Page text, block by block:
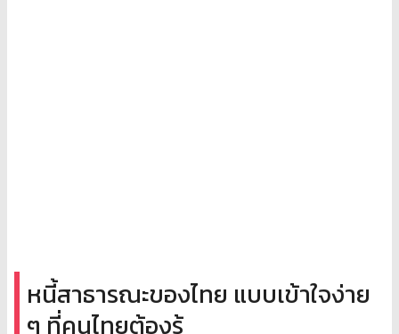
หนี้สาธารณะของไทย แบบเข้าใจง่าย
ๆ ที่คนไทยต้องรู้